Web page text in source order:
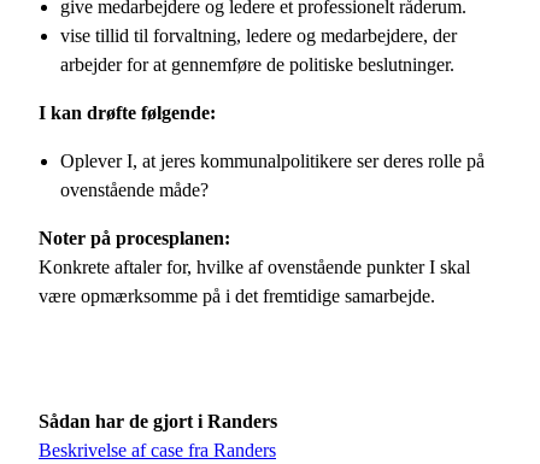
give medarbejdere og ledere et professionelt råderum.
vise tillid til forvaltning, ledere og medarbejdere, der
arbejder for at gennemføre de politiske beslutninger.
I kan drøfte følgende:
Oplever I, at jeres kommunalpolitikere ser deres rolle på
ovenstående måde?
Noter på procesplanen:
Konkrete aftaler for, hvilke af ovenstående punkter I skal
være opmærksomme på i det fremtidige samarbejde.
Sådan har de gjort i Randers
Beskrivelse af case fra Randers